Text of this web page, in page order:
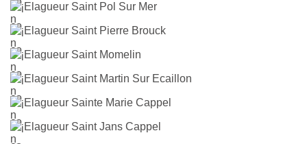
Elagueur Saint Pol Sur Mer
Elagueur Saint Pierre Brouck
Elagueur Saint Momelin
Elagueur Saint Martin Sur Ecaillon
Elagueur Sainte Marie Cappel
Elagueur Saint Jans Cappel